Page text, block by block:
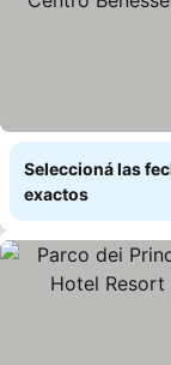
Seleccioná las
exactos